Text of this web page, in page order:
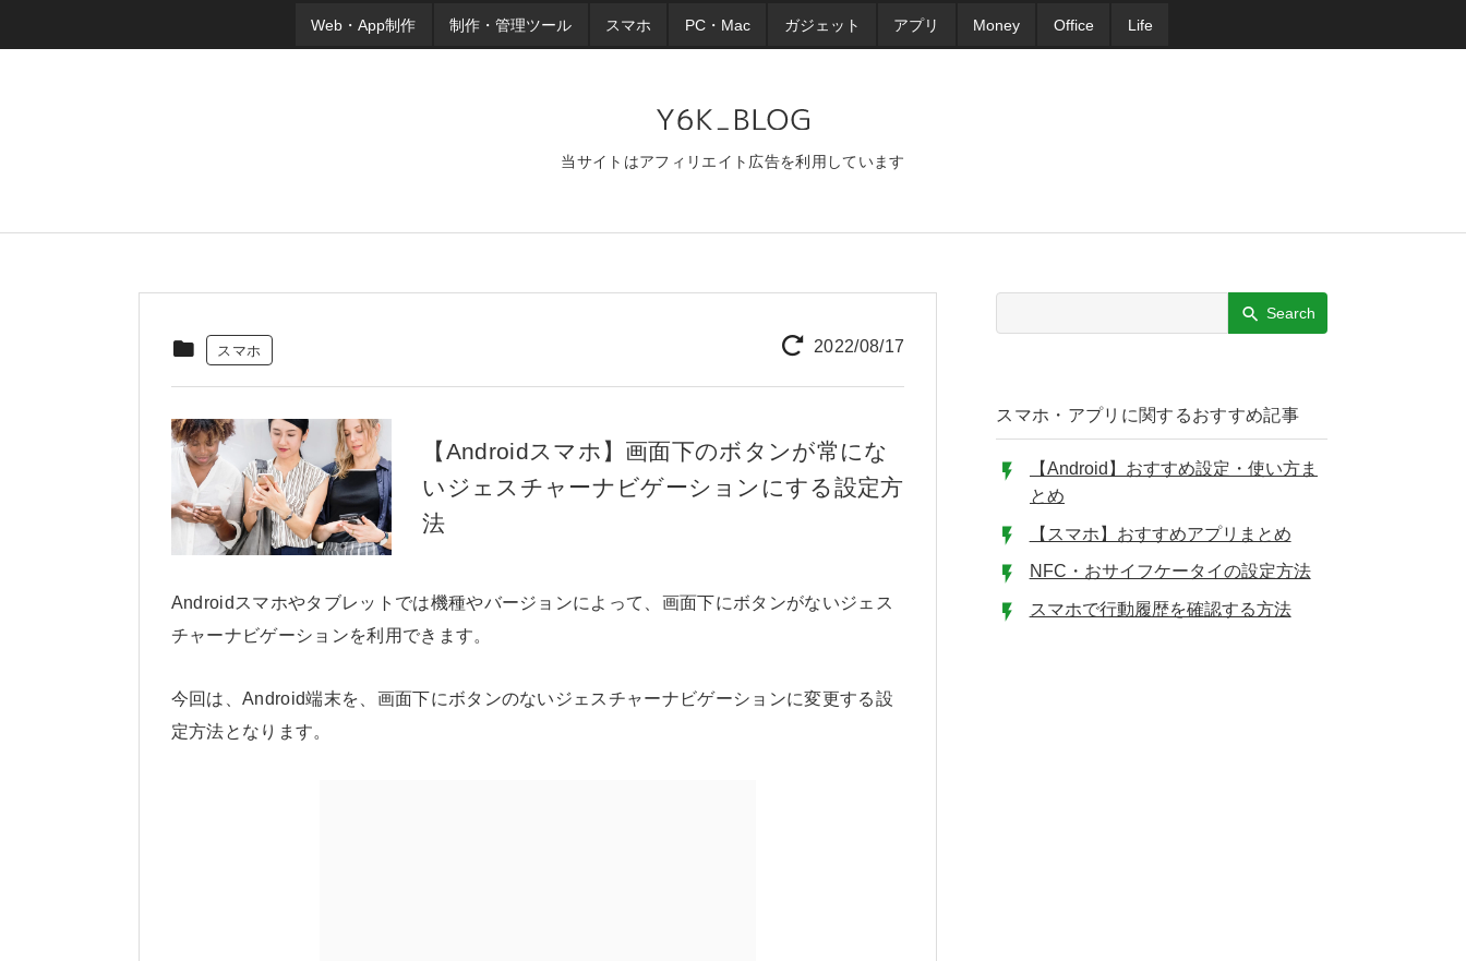
Web・App制作 制作・管理ツール スマホ PC・Mac ガジェット アプリ Money Office Life
当サイトはアフィリエイト広告を利用しています
2022/08/17
スマホ
【Androidスマホ】画面下のボタンが常にな
いジェスチャーナビゲーションにする設定方
法
Androidスマホやタブレットでは機種やバージョンによって、画面下にボタンがないジェス
チャーナビゲーションを利用できます。
今回は、Android端末を、画面下にボタンのないジェスチャーナビゲーションに変更する設
定方法となります。
Search
スマホ・アプリに関するおすすめ記事
【Android】おすすめ設定・使い方ま
とめ
【スマホ】おすすめアプリまとめ
NFC・おサイフケータイの設定方法
スマホで行動履歴を確認する方法